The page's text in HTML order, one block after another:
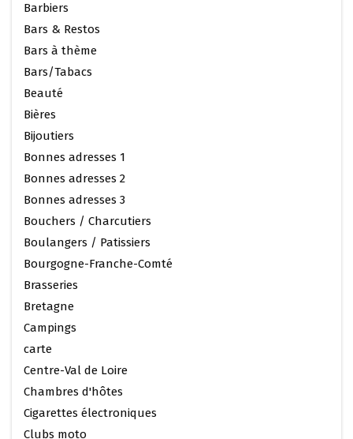
Barbiers
Bars & Restos
Bars à thème
Bars/Tabacs
Beauté
Bières
Bijoutiers
Bonnes adresses 1
Bonnes adresses 2
Bonnes adresses 3
Bouchers / Charcutiers
Boulangers / Patissiers
Bourgogne-Franche-Comté
Brasseries
Bretagne
Campings
carte
Centre-Val de Loire
Chambres d'hôtes
Cigarettes électroniques
Clubs moto